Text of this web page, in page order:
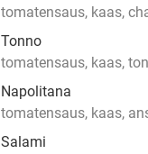
tomatensaus, kaas,
Tonno
tomatensaus, kaas,
Napolitana
tomatensaus, kaas,
Salami